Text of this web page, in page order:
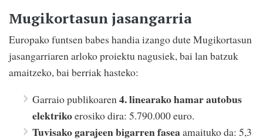
Mugikortasun jasangarria
Europako funtsen babes handia izango dute Mugikortasun
jasangarriaren arloko proiektu nagusiek, bai lan batzuk
amaitzeko, bai berriak hasteko:
Garraio publikoaren4. linearako hamar autobus
elektrikoerosiko dira: 5.790.000 euro.
Tuvisako garajeen bigarren faseaamaituko da: 5,3